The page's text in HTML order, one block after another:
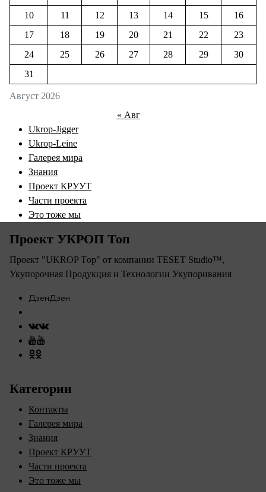
Август 2026
10
11 12 13 14 15
16
17
18 19 20 21 22
23
24
25 26 27 28 29
30
31
« Авг
Ukrop-Jigger
Ukrop-Leine
Галерея мира
Знания
Проект КРУУТ
Части проекта
Это тоже мы
Проект УКРОП Топ
Проект "UKROP Тop" от компании TESET Studio™,
Укупорочная Продукция и Технологии Укупоривания​
Категории
Контакты
Галерея мира
Знания
Проект КРУУТ
Части проекта
Это тоже мы